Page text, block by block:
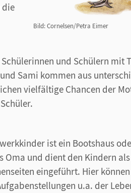
Bild: Cornelsen/Petra Eimer
die
und Schülern mit
Sami kommen aus
vielfältige Chancen der
ist ein Bootshaus
Oma und dient den Kindern
eingeführt. Hier
u.a. der